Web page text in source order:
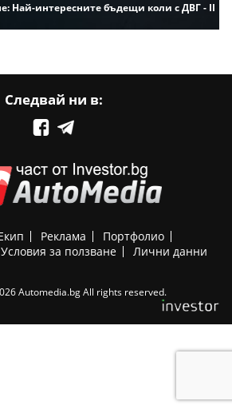
Най-интересните бъдещи коли с ДВГ - II
Следвай ни в:
Реклама
Портфолио
Условия за ползване Лични данни
Automedia.bg All rights reserved.